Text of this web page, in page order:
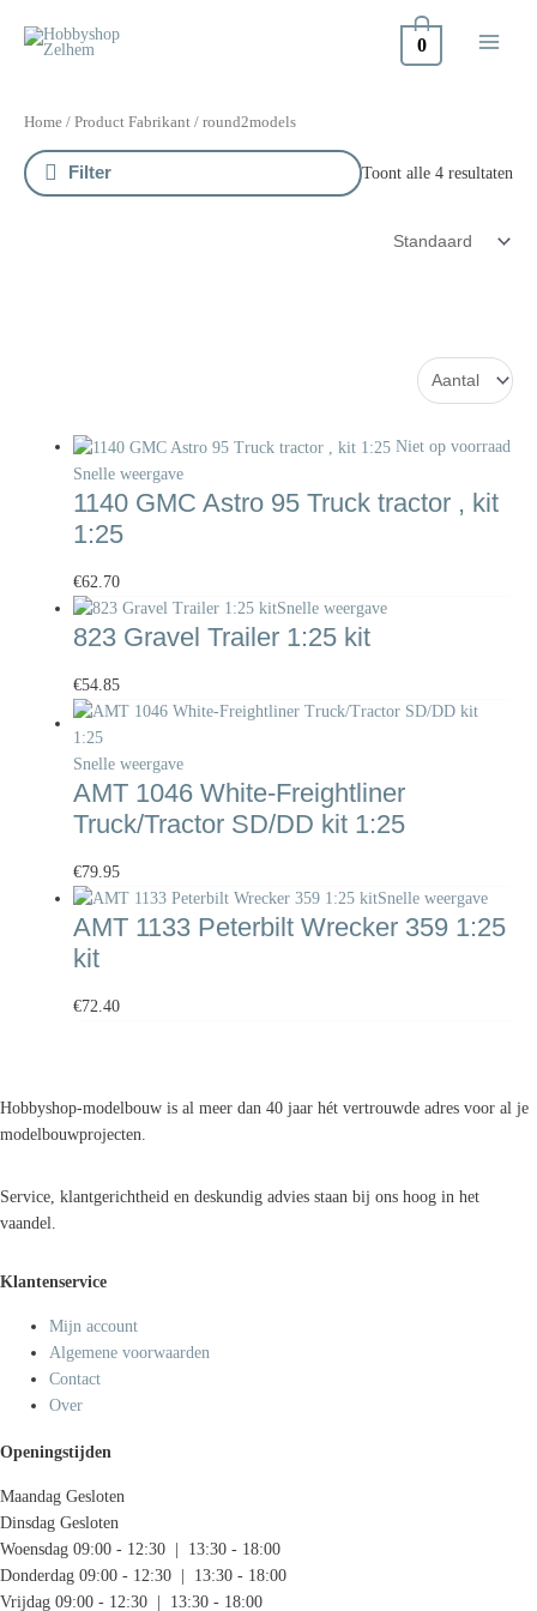
naar
0
Home / Product Fabrikant / round2models
Filter Toont alle 4 resultaten
Niet op voorraad
Snelle weergave
1140 GMC Astro 95 Truck tractor , kit
1:25
€62.70
Snelle weergave
823 Gravel Trailer 1:25 kit
€54.85
Snelle weergave
AMT 1046 White-Freightliner
Truck/Tractor SD/DD kit 1:25
€79.95
Snelle weergave
AMT 1133 Peterbilt Wrecker 359 1:25
kit
€72.40
Hobbyshop-modelbouw is al meer dan 40 jaar hét vertrouwde adres voor al je
modelbouwprojecten.
Service, klantgerichtheid en deskundig advies staan bij ons hoog in het
vaandel.
Klantenservice
Mijn account
Algemene voorwaarden
Contact
Over
Openingstijden
Maandag Gesloten
Dinsdag Gesloten
Woensdag 09:00 - 12:30 | 13:30 - 18:00
Donderdag 09:00 - 12:30 | 13:30 - 18:00
Vrijdag 09:00 - 12:30 | 13:30 - 18:00